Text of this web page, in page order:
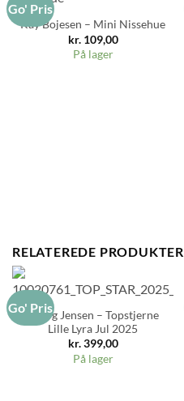
Go' Pris
Kay Bojesen – Mini Nissehue
kr.109,00
På lager
RELATEREDE PRODUKTER
Go' Pris
Georg Jensen – Topstjerne
Lille Lyra Jul 2025
kr.399,00
På lager